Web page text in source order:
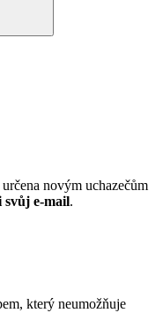
novým uchazečům
svůj e-mail.
který neumožňuje